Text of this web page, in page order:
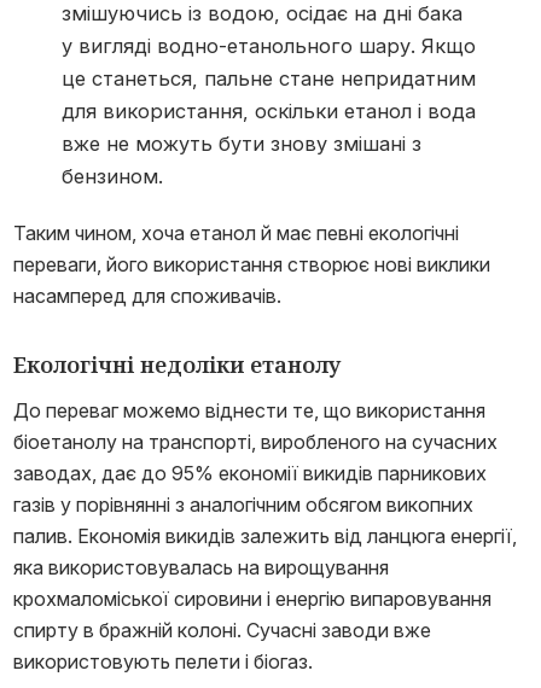
змішуючись із водою, осідає на дні бака
у вигляді водно-етанольного шару. Якщо
це станеться, пальне стане непридатним
для використання, оскільки етанол і вода
вже не можуть бути знову змішані з
бензином.
Таким чином, хоча етанол й має певні екологічні
переваги, його використання створює нові виклики
насамперед для споживачів.
Екологічні недоліки етанолу
До переваг можемо віднести те, що використання
біоетанолу на транспорті, виробленого на сучасних
заводах, дає до 95% економії викидів парникових
газів у порівнянні з аналогічним обсягом викопних
палив. Економія викидів залежить від ланцюга енергії,
яка використовувалась на вирощування
крохмаломіської сировини і енергію випаровування
спирту в бражній колоні. Сучасні заводи вже
використовують пелети і біогаз.